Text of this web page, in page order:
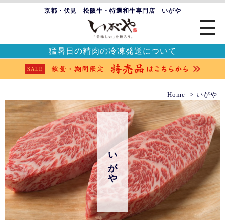
京都・伏見 松阪牛・特選和牛専門店 いがや
猛暑日の精肉の冷凍発送について
Home いがや
いがや